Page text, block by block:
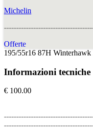
Michelin
Offerte
195/55r16 87H Winterhawk
Informazioni tecniche
€ 100.00